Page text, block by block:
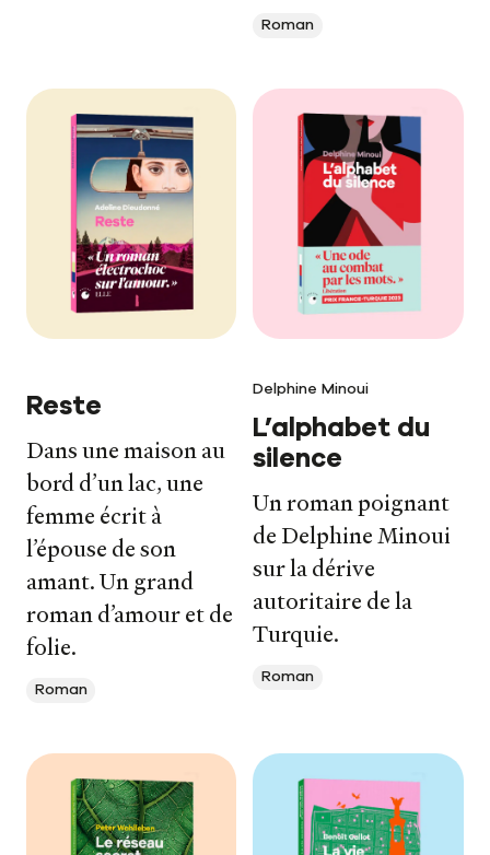
Roman
Reste
Dans une maison au
bord d’un lac, une
femme écrit à
l’épouse de son
amant. Un grand
roman d’amour et de
folie.
Roman
Delphine Minoui
L’alphabet du
silence
Un roman poignant
de Delphine Minoui
sur la dérive
autoritaire de la
Turquie.
Roman